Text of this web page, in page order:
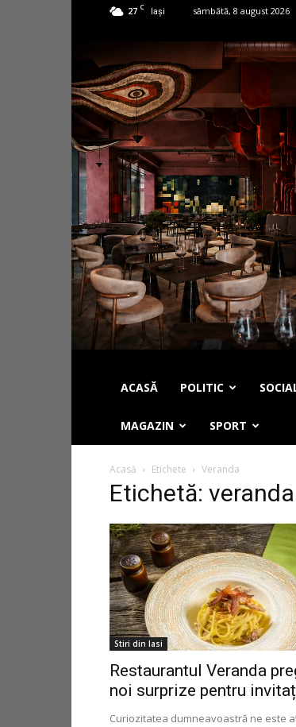
27 C Iași sâmbătă, 8 august 2026
ACASĂ POLITIC
MAGAZIN SPORT
Acasă Etichete Veranda
Etichetă: veranda
Stiri din Iasi
Restaurantul Veranda
noi surprize pentru
Curiozitatea dumneavoastră ne este